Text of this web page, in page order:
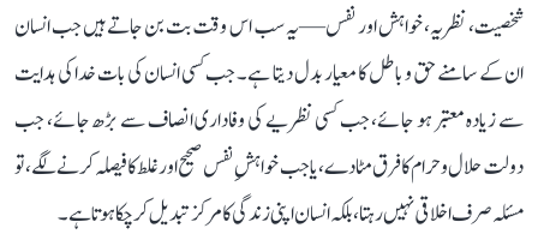
شخصیت، نظریہ، خواہش اور نفس—یہ سب اس وقت بت بن جاتے ہیں جب انسان
ان کے سامنے حق و باطل کا معیار بدل دیتا ہے۔ جب کسی انسان کی بات خدا کی ہدایت
سے زیادہ معتبر ہو جائے، جب کسی نظریے کی وفاداری انصاف سے بڑھ جائے، جب
دولت حلال و حرام کا فرق مٹا دے، یا جب خواہشِ نفس صحیح اور غلط کا فیصلہ کرنے لگے، تو
مسئلہ صرف اخلاقی نہیں رہتا، بلکہ انسان اپنی زندگی کا مرکز تبدیل کر چکا ہوتا ہے۔